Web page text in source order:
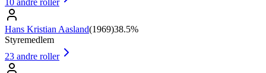
Hans Kristian Aasland(1969)38.5%
Styremedlem
23 andre roller